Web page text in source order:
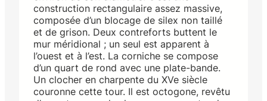
construction rectangulaire assez massive,
composée d’un blocage de silex non taillé
et de grison. Deux contreforts buttent le
mur méridional ; un seul est apparent à
l’ouest et à l’est. La corniche se compose
d’un quart de rond avec une plate-bande.
Un clocher en charpente du XVe siècle
couronne cette tour. Il est octogone, revêtu